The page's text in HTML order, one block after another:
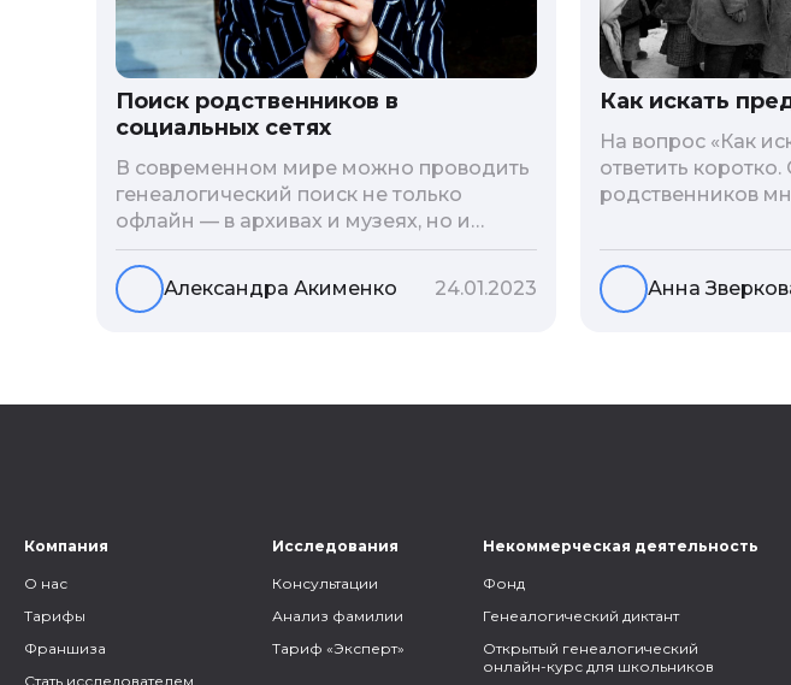
Поиск родственников в
социальных сетях
В современном мире можно проводить
генеалогический поиск не только
офлайн — в архивах и музеях, но и
воспользоваться интернетом. Сегодня
мы расскажем вам как и в каких
социальных сетях можно провести
то, как грамотно построить с ними
Александра Акименко 24.01.2023
Как искать
На вопрос «Как
ответить
родственников
социальные
базы. Именно
вас подборку
Анна
Компания
О нас
Тарифы
Франшиза
Стать исследователем
Исследования
Консультации
Анализ фамилии
Тариф «Эксперт»
Некоммерческая деятельность
Фонд
Генеалогический диктант
Открытый генеалогический
онлайн-курс для школьников